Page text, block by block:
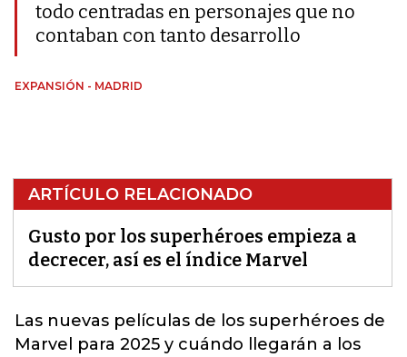
todo centradas en personajes que no
contaban con tanto desarrollo
EXPANSIÓN - MADRID
ARTÍCULO RELACIONADO
Gusto por los superhéroes empieza a
decrecer, así es el índice Marvel
Las nuevas películas de los superhéroes de
Marvel para 2025 y cuándo llegarán a los